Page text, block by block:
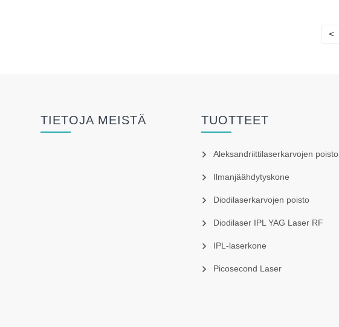
<
TIETOJA MEISTÄ TUOTTEET
Aleksandriittilaserkarvojen poisto
Ilmanjäähdytyskone
Diodilaserkarvojen poisto
Diodilaser IPL YAG Laser RF
IPL-laserkone
Picosecond Laser